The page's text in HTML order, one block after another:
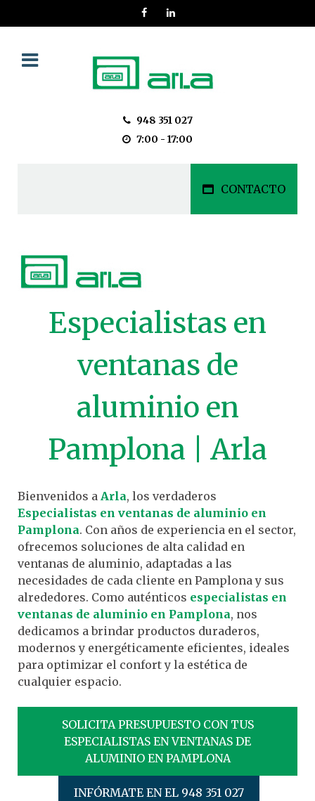
948 351 027
7:00 - 17:00
CONTACTO
Especialistas en
ventanas de
aluminio en
Pamplona | Arla
Bienvenidos a Arla, los verdaderos
Especialistas en ventanas de aluminio en
Pamplona. Con años de experiencia en el sector,
ofrecemos soluciones de alta calidad en
ventanas de aluminio, adaptadas a las
necesidades de cada cliente en Pamplona y sus
alrededores. Como auténticos especialistas en
ventanas de aluminio en Pamplona, nos
dedicamos a brindar productos duraderos,
modernos y energéticamente eficientes, ideales
para optimizar el confort y la estética de
cualquier espacio.
SOLICITA PRESUPUESTO CON TUS
ESPECIALISTAS EN VENTANAS DE
ALUMINIO EN PAMPLONA
INFÓRMATE EN EL 948 351 027